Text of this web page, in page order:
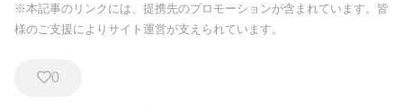
※本記事のリンクには、提携先のプロモーションが含まれています。皆
様のご支援によりサイト運営が支えられています。
0